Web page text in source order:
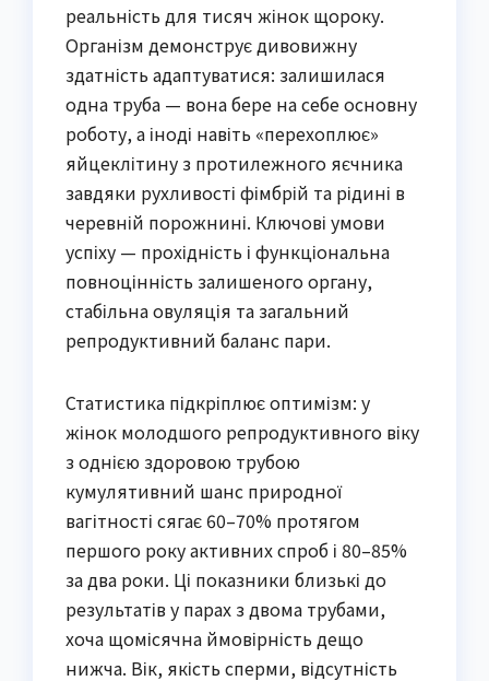
реальність для тисяч жінок щороку.
Організм демонструє дивовижну
здатність адаптуватися: залишилася
одна труба — вона бере на себе основну
роботу, а іноді навіть «перехоплює»
яйцеклітину з протилежного яєчника
завдяки рухливості фімбрій та рідині в
черевній порожнині. Ключові умови
успіху — прохідність і функціональна
повноцінність залишеного органу,
стабільна овуляція та загальний
репродуктивний баланс пари.
Статистика підкріплює оптимізм: у
жінок молодшого репродуктивного віку
з однією здоровою трубою
кумулятивний шанс природної
вагітності сягає 60–70% протягом
першого року активних спроб і 80–85%
за два роки. Ці показники близькі до
результатів у парах з двома трубами,
хоча щомісячна ймовірність дещо
нижча. Вік, якість сперми, відсутність